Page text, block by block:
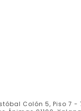
Colón 5, Piso 7 -